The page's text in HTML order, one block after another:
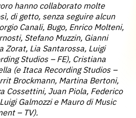
hanno collaborato molte
di getto, senza seguire alcun
Canali, Bugo, Enrico Molteni,
Stefano Muzzin, Gianni
Zorat, Lia Santarossa, Luigi
Studios – FE), Cristiana
(e Itaca Recording Studios –
Brockmann, Martina Bertoni,
Cossettini, Juan Piola, Federico
Galmozzi e Mauro di Music
– TV).